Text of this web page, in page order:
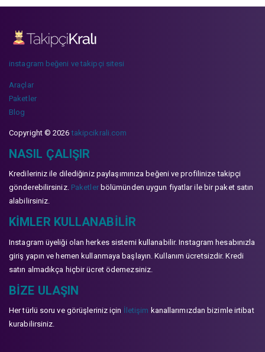
instagram beğeni ve takipçi sitesi
Araçlar
Paketler
Blog
Copyright © 2026takipcikrali.com
NASIL ÇALIŞIR
Kredileriniz ile dilediğiniz paylaşımınıza beğeni ve profilinize takipçi
gönderebilirsiniz. Paketlerbölümünden uygun fiyatlar ile bir paket satın
alabilirsiniz.
KIMLER KULLANABILIR
Instagram üyeliği olan herkes sistemi kullanabilir. Instagram hesabınızla
giriş yapın ve hemen kullanmaya başlayın. Kullanım ücretsizdir. Kredi
satın almadıkça hiçbir ücret ödemezsiniz.
BIZE ULAŞIN
Her türlü soru ve görüşleriniz için İletişim kanallarımızdan bizimle irtibat
kurabilirsiniz.